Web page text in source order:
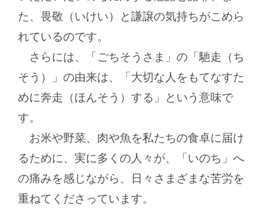
た、畏敬（いけい）と謙譲の気持ちがこめら
れているのです。
さらには、「ごちそうさま」の「馳走（ち
そう）」の由来は、「大切な人をもてなすた
めに奔走（ほんそう）する」という意味で
す。
お米や野菜、肉や魚を私たちの食卓に届け
るために、実に多くの人々が、「いのち」へ
の痛みを感じながら、日々さまざまな苦労を
重ねてくださっています。